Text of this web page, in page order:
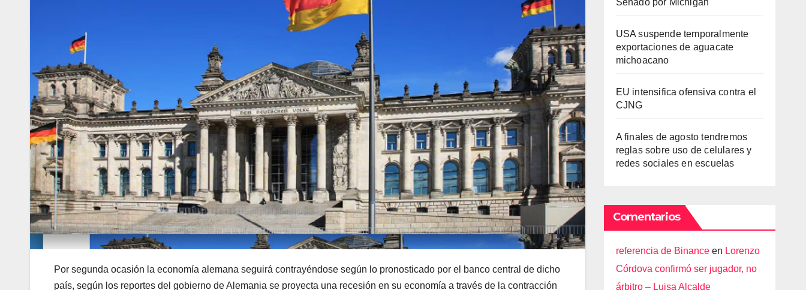
Por segunda ocasión la economía alemana seguirá contrayéndose según lo pronosticado por el banco central de dicho
país, según los reportes del gobierno de Alemania se proyecta una recesión en su economía a través de la contracción
Senado por Michigan
USA suspende temporalmente
exportaciones de aguacate
michoacano
EU intensifica ofensiva contra el
CJNG
A finales de agosto tendremos
reglas sobre uso de celulares y
redes sociales en escuelas
Comentarios
referencia de Binanceen Lorenzo
Córdova confirmó ser jugador, no
árbitro – Luisa Alcalde